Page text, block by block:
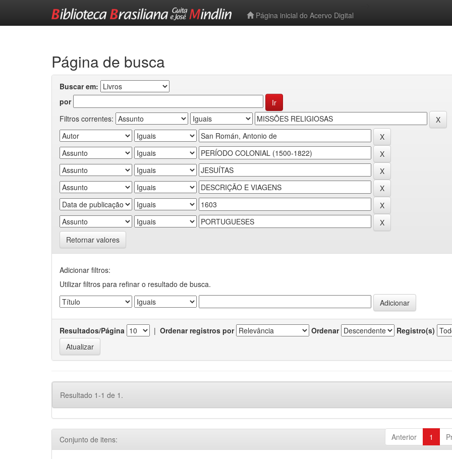
Página inicial do Acervo Digital
Página de busca
Buscar em:
por
Filtros correntes:
Retornar valores
Adicionar filtros:
Utilizar filtros para refinar o resultado de busca.
Resultados/Página | Ordenar registros por Ordenar Registro(s)
Resultado 1-1 de 1.
Anterior 1
Conjunto de itens: